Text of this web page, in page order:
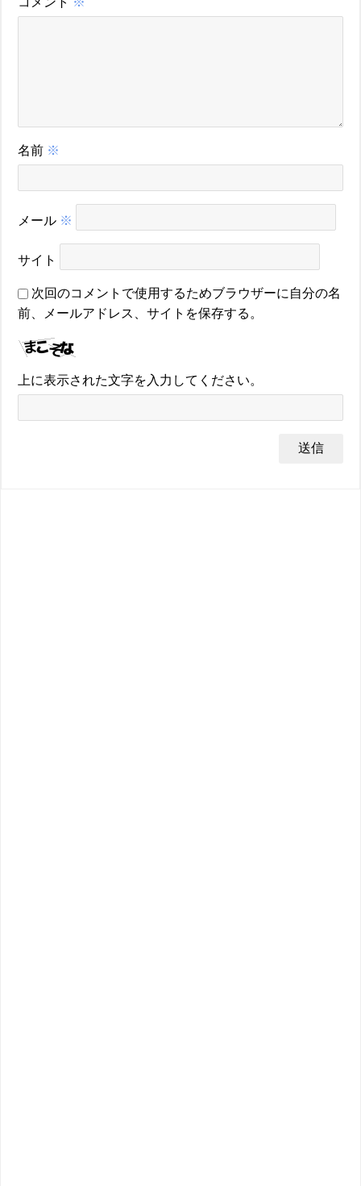
名前 ※
メール ※
サイト
次回のコメントで使用するためブラウザーに自分の名
前、メールアドレス、サイトを保存する。
上に表示された文字を入力してください。